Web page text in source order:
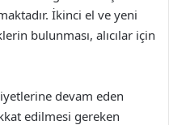
İkinci el ve yeni
bulunması, alıcılar için
devam eden
edilmesi gereken